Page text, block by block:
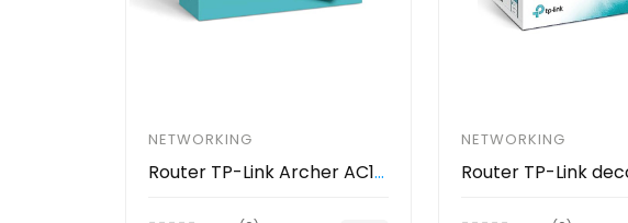
NETWORKING
Router TP-Link Archer AC1200 - راوتر تي بي لينك
NETWORKING